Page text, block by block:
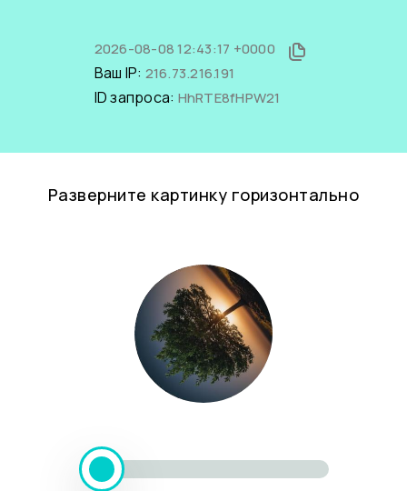
2026-08-08 12:43:17 +0000
Ваш IP: 216.73.216.191
ID запроса: HhRTE8fHPW21
Разверните картинку горизонтально